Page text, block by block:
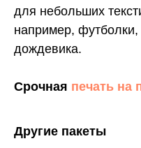
для небольших
например,
дождевика.
Срочная печать на
Другие пакеты